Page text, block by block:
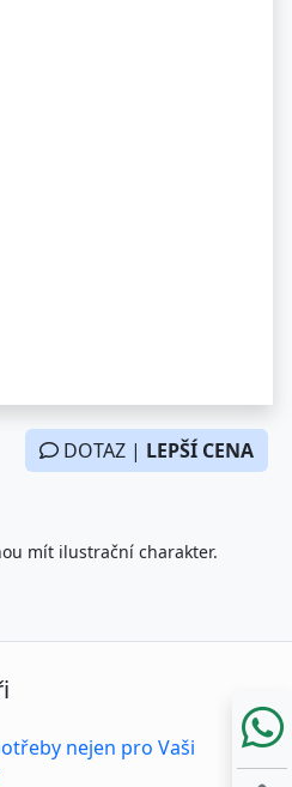
DOTAZ | LEPŠÍ CENA
mít ilustrační charakter.
nejen pro Vaši